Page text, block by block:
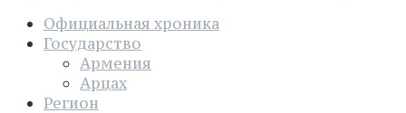
Официальная хроника
Государство
Армения
Арцах
Регион